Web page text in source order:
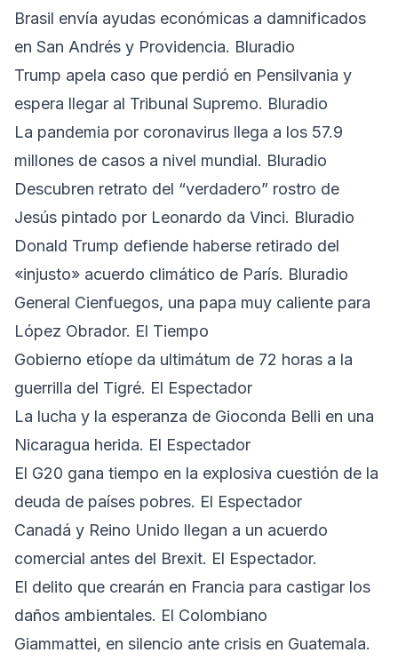
Brasil envía ayudas económicas a damnificados
en San Andrés y Providencia. Bluradio
Trump apela caso que perdió en Pensilvania y
espera llegar al Tribunal Supremo. Bluradio
La pandemia por coronavirus llega a los 57.9
millones de casos a nivel mundial. Bluradio
Descubren retrato del “verdadero” rostro de
Jesús pintado por Leonardo da Vinci. Bluradio
Donald Trump defiende haberse retirado del
«injusto» acuerdo climático de París. Bluradio
General Cienfuegos, una papa muy caliente para
López Obrador. El Tiempo
Gobierno etíope da ultimátum de 72 horas a la
guerrilla del Tigré. El Espectador
La lucha y la esperanza de Gioconda Belli en una
Nicaragua herida. El Espectador
El G20 gana tiempo en la explosiva cuestión de la
deuda de países pobres. El Espectador
Canadá y Reino Unido llegan a un acuerdo
comercial antes del Brexit. El Espectador.
El delito que crearán en Francia para castigar los
daños ambientales. El Colombiano
Giammattei, en silencio ante crisis en Guatemala.